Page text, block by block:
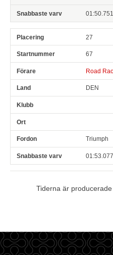
01:50.751
27
67
Road
DEN
Triumph
01:53.077
Tiderna är producerade